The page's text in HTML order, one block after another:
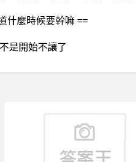
什麼時候要幹嘛 ==
是開始不讓了